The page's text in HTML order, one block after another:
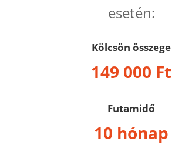
esetén:
Kölcsön összege
149 000 Ft
Futamidő
10 hónap